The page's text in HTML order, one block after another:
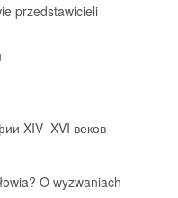
przedstawicieli
XIV–XVI веков
O wyzwaniach